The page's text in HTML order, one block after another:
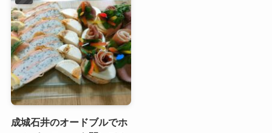
成城石井のオードブルでホ